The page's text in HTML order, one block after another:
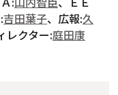
吉田葉子、広報:久
レクター:庭田康